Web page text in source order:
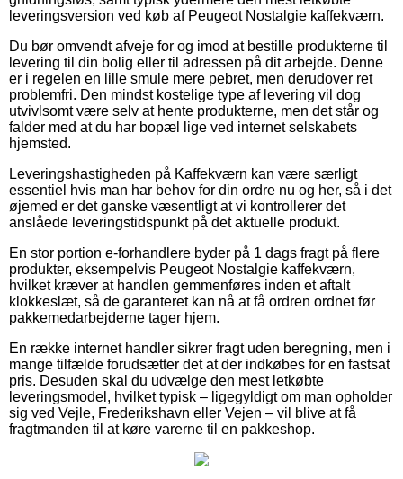
leveringsversion ved køb af Peugeot Nostalgie kaffekværn.
Du bør omvendt afveje for og imod at bestille produkterne til
levering til din bolig eller til adressen på dit arbejde. Denne
er i regelen en lille smule mere pebret, men derudover ret
problemfri. Den mindst kostelige type af levering vil dog
utvivlsomt være selv at hente produkterne, men det står og
falder med at du har bopæl lige ved internet selskabets
hjemsted.
Leveringshastigheden på Kaffekværn kan være særligt
essentiel hvis man har behov for din ordre nu og her, så i det
øjemed er det ganske væsentligt at vi kontrollerer det
anslåede leveringstidspunkt på det aktuelle produkt.
En stor portion e-forhandlere byder på 1 dags fragt på flere
produkter, eksempelvis Peugeot Nostalgie kaffekværn,
hvilket kræver at handlen gemmenføres inden et aftalt
klokkeslæt, så de garanteret kan nå at få ordren ordnet før
pakkemedarbejderne tager hjem.
En række internet handler sikrer fragt uden beregning, men i
mange tilfælde forudsætter det at der indkøbes for en fastsat
pris. Desuden skal du udvælge den mest letkøbte
leveringsmodel, hvilket typisk – ligegyldigt om man opholder
sig ved Vejle, Frederikshavn eller Vejen – vil blive at få
fragtmanden til at køre varerne til en pakkeshop.